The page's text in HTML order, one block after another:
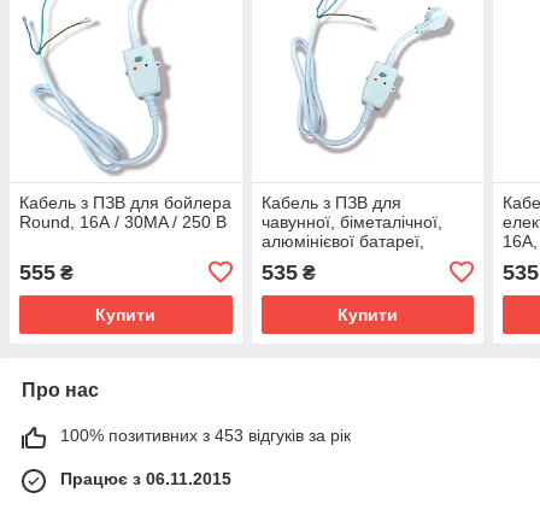
Кабель з ПЗВ для бойлера
Round, 16А / 30MA / 250 В
555 ₴
Купити
Кабель з ПЗВ для
чавунної, біметалічної,
алюмінієвої батареї,
16А/220v/30ma, Італія 1.5
м
535₴
Купити
535
Про нас
100% позитивних з 453 відгуків за рік
Працює з 06.11.2015